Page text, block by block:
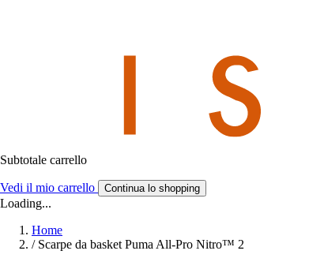
Subtotale carrello
Vedi il mio carrello Continua lo shopping
Loading...
Home
/ Scarpe da basket Puma All-Pro Nitro™ 2